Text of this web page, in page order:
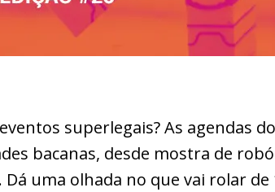
superlegais? As agendas
bacanas, desde mostra de
uma olhada no que vai rolar de